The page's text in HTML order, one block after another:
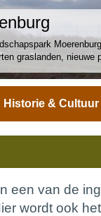
graslanden, nieuwe
Historie & Cultuur
een van de
wordt ook